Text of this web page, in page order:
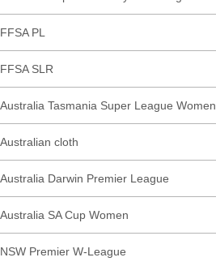
FFSA PL
FFSA SLR
Australia Tasmania Super League Women
Australian cloth
Australia Darwin Premier League
Australia SA Cup Women
NSW Premier W-League